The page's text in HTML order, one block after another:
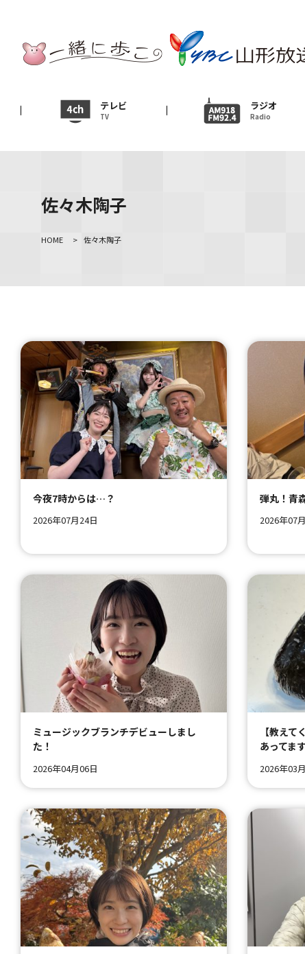
テレビ
TV
ラジオ
Radio
テレビ
ニュース
News
イベント
ＹＢＣオンデマンド
佐々木陶子
HOME > 佐々木陶子
今夜7時からは…？
2026年07月24日
弾丸！青
2026年07
ミュージックブランチデビューしまし
た！
2026年04月06日
【教え
あってま
2026年03